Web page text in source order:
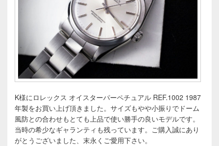
K様にロレックス オイスターパーペチュアル REF.1002 1987
年製をお買い上げ頂きました。サイズもやや小振りでドーム
風防との合わせもとても上品で使い勝手の良いモデルです。
当時の希少なギャランティも残っています。ご購入誠にあり
がとうございました、末永くご愛用下さい。